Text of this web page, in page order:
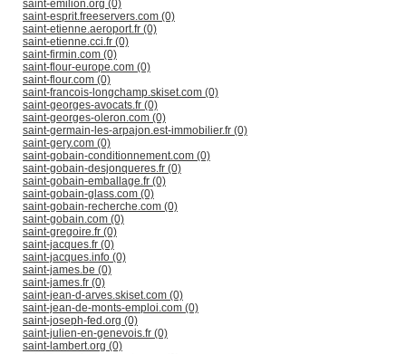
saint-emilion.org (0)
saint-esprit.freeservers.com (0)
saint-etienne.aeroport.fr (0)
saint-etienne.cci.fr (0)
saint-firmin.com (0)
saint-flour-europe.com (0)
saint-flour.com (0)
saint-francois-longchamp.skiset.com (0)
saint-georges-avocats.fr (0)
saint-georges-oleron.com (0)
saint-germain-les-arpajon.est-immobilier.fr (0)
saint-gery.com (0)
saint-gobain-conditionnement.com (0)
saint-gobain-desjonqueres.fr (0)
saint-gobain-emballage.fr (0)
saint-gobain-glass.com (0)
saint-gobain-recherche.com (0)
saint-gobain.com (0)
saint-gregoire.fr (0)
saint-jacques.fr (0)
saint-jacques.info (0)
saint-james.be (0)
saint-james.fr (0)
saint-jean-d-arves.skiset.com (0)
saint-jean-de-monts-emploi.com (0)
saint-joseph-fed.org (0)
saint-julien-en-genevois.fr (0)
saint-lambert.org (0)